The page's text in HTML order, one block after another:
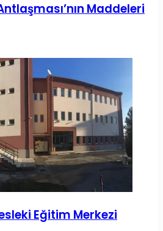
Maddeleri
Eğitim Merkezi